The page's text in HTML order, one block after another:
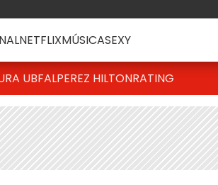
NETFLIXMÚSICASEXY
UBFALPEREZ HILTONRATING